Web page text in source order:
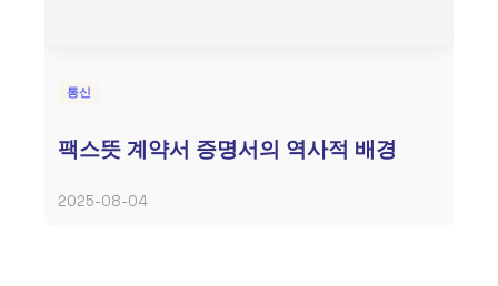
통신
팩스뜻 계약서 증명서의 역사적 배경
2025-08-04